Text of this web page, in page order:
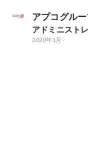
アプコグル
アドミニスト
2020年1月 -